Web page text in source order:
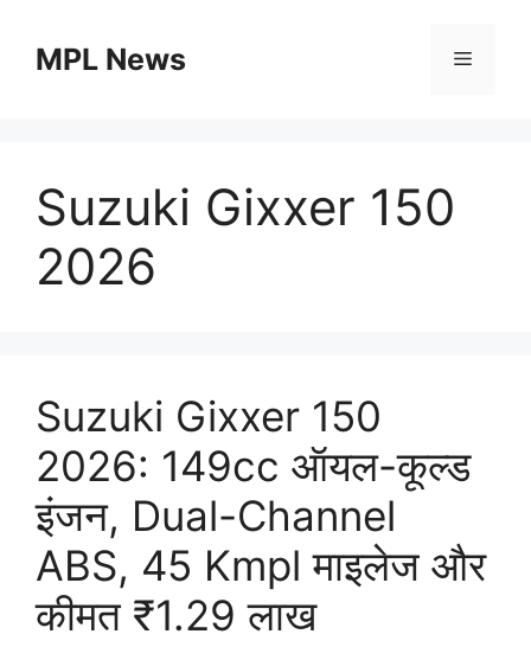
contentMPL News Menu
Suzuki Gixxer 150
2026
Suzuki Gixxer 150
2026: 149cc ऑयल-कूल्ड
इंजन, Dual-Channel
ABS, 45 Kmpl माइलेज और
कीमत ₹1.29 लाख